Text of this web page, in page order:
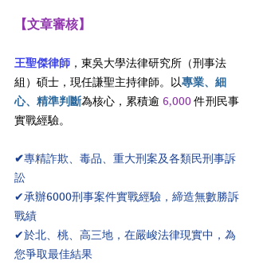
【文章審核】
王聖傑律師 ，東吳大學法律研究所（刑事法
組）碩士，現任謙聖主持律師。以專業、細
心、精準判斷為核心，累積逾 6,000 件刑民事
實戰經驗。
✔專精詐欺、毒品、重大刑案及各類民刑事訴
訟
✔承辦6000刑事案件實戰經驗，締造無數勝訴
戰績
✔於北、桃、高三地，在嚴峻法律現實中，為
您爭取最佳結果